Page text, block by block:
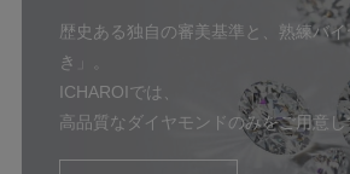
歴史ある独自の審美基準と、熟練バイ
き」。
ICHAROIでは、
高品質なダイヤモンドのみをご用意